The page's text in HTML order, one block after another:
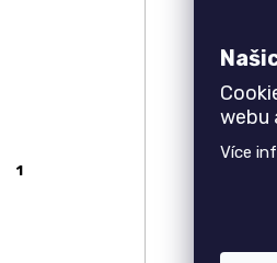
webu
Více
1
90